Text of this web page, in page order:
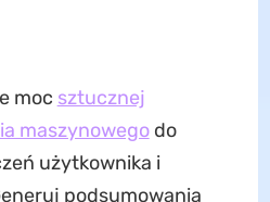
moc sztucznej
maszynowegodo
użytkownika i
podsumowania